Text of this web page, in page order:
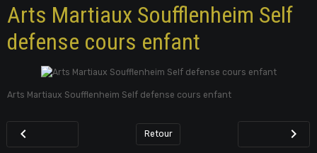
Arts Martiaux Soufflenheim Self
defense cours enfant
Arts Martiaux Soufflenheim Self defense cours enfant
Retour